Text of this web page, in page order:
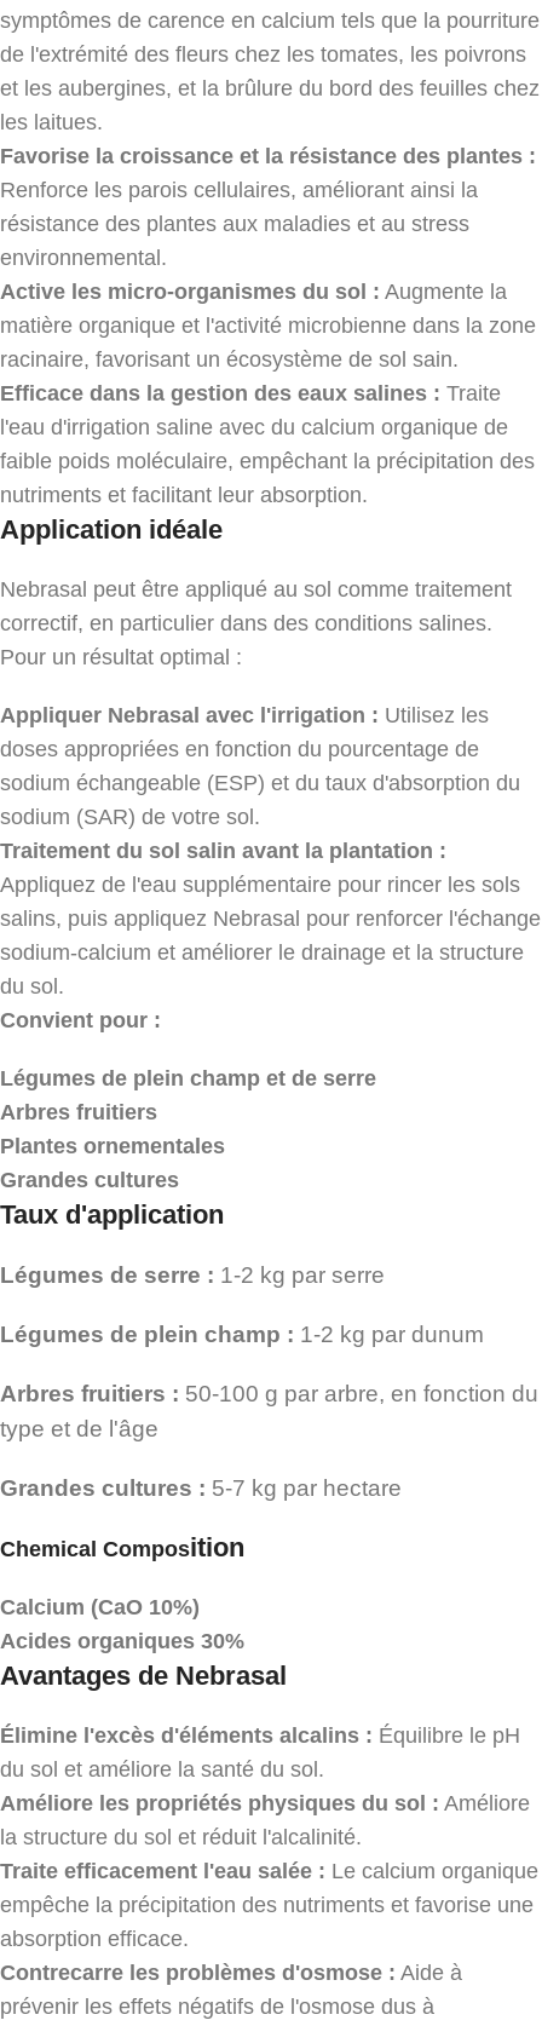
symptômes de carence en calcium tels que la pourriture
de l'extrémité des fleurs chez les tomates, les poivrons
et les aubergines, et la brûlure du bord des feuilles chez
les laitues.
Favorise la croissance et la résistance des plantes :
Renforce les parois cellulaires, améliorant ainsi la
résistance des plantes aux maladies et au stress
environnemental.
Active les micro-organismes du sol : Augmente la
matière organique et l'activité microbienne dans la zone
racinaire, favorisant un écosystème de sol sain.
Efficace dans la gestion des eaux salines : Traite
l'eau d'irrigation saline avec du calcium organique de
faible poids moléculaire, empêchant la précipitation des
nutriments et facilitant leur absorption.
Application idéale
Nebrasal peut être appliqué au sol comme traitement
correctif, en particulier dans des conditions salines.
Pour un résultat optimal :
Appliquer Nebrasal avec l'irrigation : Utilisez les
doses appropriées en fonction du pourcentage de
sodium échangeable (ESP) et du taux d'absorption du
sodium (SAR) de votre sol.
Traitement du sol salin avant la plantation :
Appliquez de l'eau supplémentaire pour rincer les sols
salins, puis appliquez Nebrasal pour renforcer l'échange
sodium-calcium et améliorer le drainage et la structure
du sol.
Convient pour :
Légumes de plein champ et de serre
Arbres fruitiers
Plantes ornementales
Grandes cultures
Taux d'application
Légumes de serre : 1-2 kg par serre
Légumes de plein champ : 1-2 kg par dunum
Arbres fruitiers : 50-100 g par arbre, en fonction du
type et de l'âge
Grandes cultures : 5-7 kg par hectare
Chemical Composition
Calcium (CaO 10%)
Acides organiques 30%
Avantages de Nebrasal
Élimine l'excès d'éléments alcalins : Équilibre le pH
du sol et améliore la santé du sol.
Améliore les propriétés physiques du sol : Améliore
la structure du sol et réduit l'alcalinité.
Traite efficacement l'eau salée : Le calcium organique
empêche la précipitation des nutriments et favorise une
absorption efficace.
Contrecarre les problèmes d'osmose : Aide à
prévenir les effets négatifs de l'osmose dus à